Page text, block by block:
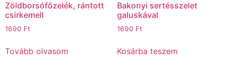
Zöldborsófőzelék, rántott
csirkemell
1690 Ft
Tovább olvasom
Bakonyi sertésszelet
galuskával
1690 Ft
Kosárba teszem